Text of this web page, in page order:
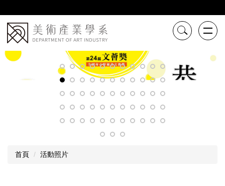
到
主
要
內
容
首頁 活動照片